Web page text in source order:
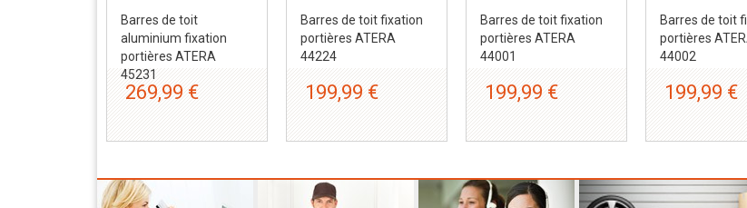
Barres de toit
aluminium fixation
portières ATERA
45231
269,99 €
Barres de toit fixation
portières ATERA
44224
199,99 €
Barres de toit fixation
portières ATERA
44001
199,99 €
Barres de toit
portières
44002
199,99 €